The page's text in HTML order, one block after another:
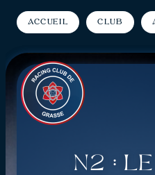
Accueil Club
N2 :